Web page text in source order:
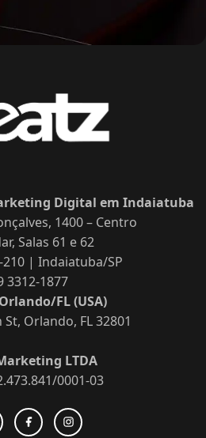
Digital em Indaiatuba
1400 – Centro
Salas 61 e 62
210 | Indaiatuba/SP
3312-1877
FL (USA)
Orlando, FL 32801
LTDA
0001-03